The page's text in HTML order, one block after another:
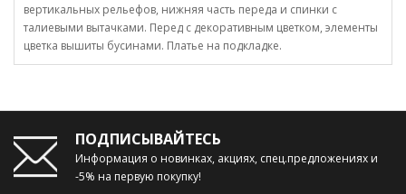
вертикальных рельефов, нижняя часть переда и спинки с
талиевыми вытачками. Перед с декоративным цветком, элементы
цветка вышиты бусинами. Платье на подкладке.
ПОДПИСЫВАЙТЕСЬ
Информация о новинках, акциях, спец.предложениях и
-5% на первую покупку!